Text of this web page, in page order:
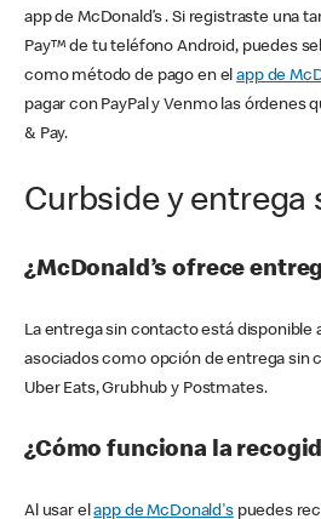
app de McDonald’s . Si registraste una
Pay™ de tu teléfono Android, puedes
como método de pago en elapp de
pagar con PayPal y Venmo las órdenes
& Pay.
Curbside y
¿McDonald’s ofrece
La entrega sin contacto está disponible
asociados como opción de entrega sin
Uber Eats, Grubhub y Postmates.
¿Cómo funciona la
Al usar elapp de McDonald'spuedes